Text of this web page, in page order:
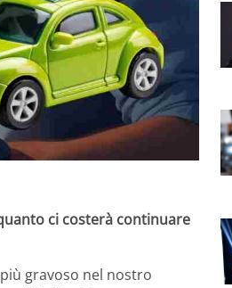
ci costerà continuare
gravoso nel nostro